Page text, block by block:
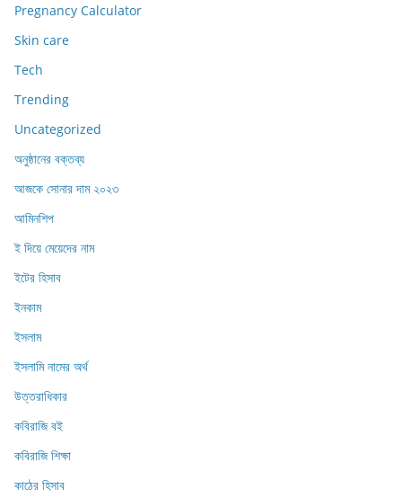
Pregnancy Calculator
Skin care
Tech
Trending
Uncategorized
অনুষ্ঠানের বক্তব্য
আজকে সোনার দাম ২০২৩
আমিনশিপ
ই দিয়ে মেয়েদের নাম
ইটের হিসাব
ইনকাম
ইসলাম
ইসলামি নামের অর্থ
উত্তরাধিকার
কবিরাজি বই
কবিরাজি শিক্ষা
কাঠের হিসাব